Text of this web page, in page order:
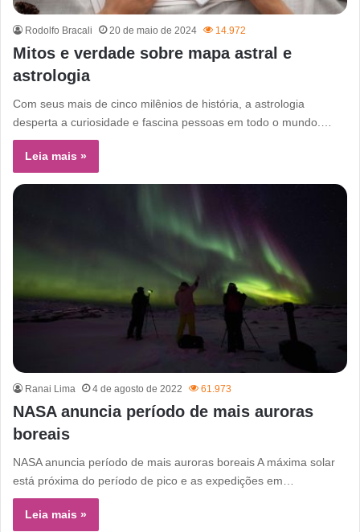
Rodolfo Bracali 20 de maio de 2024 14.972
Mitos e verdade sobre mapa astral e
astrologia
Com seus mais de cinco milênios de história, a astrologia
desperta a curiosidade e fascina pessoas em todo o mundo.…
Leia mais »
Ranai Lima 4 de agosto de 2022 61.973
NASA anuncia período de mais auroras
boreais
NASA anuncia período de mais auroras boreais A máxima solar
está próxima do período de pico e as expedições em…
Leia mais »